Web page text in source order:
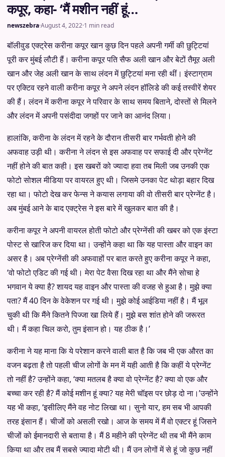
कपूर, कहा- ‘मैं मशीन नहीं हूं…
newszebra·August 4, 2022·1 min read
बॉलीवुड एक्ट्रेस करीना कपूर खान कुछ दिन पहले अपनी गर्मी की छुट्टियां
पूरी कर मुंबई लौटी हैं। करीना कपूर पति सैफ अली खान और बेटों तैमूर अली
खान और जेह अली खान के साथ लंदन में छुट्टियां मना रही थीं। इंस्टाग्राम
पर एक्टिव रहने वाली करीना कपूर ने अपने लंदन हॉलिडे की कई तस्वीरें शेयर
की हैं। लंदन में करीना कपूर ने परिवार के साथ समय बिताने, दोस्तों से मिलने
और लंदन में अपनी पसंदीदा जगहों पर जाने का आनंद लिया।
हालांकि, करीना के लंदन में रहने के दौरान तीसरी बार गर्भवती होने की
अफवाह उड़ी थी। करीना ने लंदन से इस अफवाह पर सफाई दी और प्रेग्नेंट
नहीं होने की बात कही। इस खबरों को ज्यादा हवा तब मिली जब उनकी एक
फोटो सोशल मीडिया पर वायरल हुए थी। जिसमे उनका पेट थोड़ा बहार दिख
रहा था। फोटो देख कर फेन्स ने कयास लगाया की वो तीसरी बार प्रेग्नेंट है।
अब मुंबई आने के बाद एक्ट्रेस ने इस बारे में खुलकर बात की है।
करीना कपूर ने अपनी वायरल होती फोटो और प्रेग्नेंसी की खबर को एक इंस्टा
पोस्ट से खारिज कर दिया था। उन्होंने कहा था कि यह पास्ता और वाइन का
असर है। अब प्रेग्नेंसी की अफवाहों पर बात करते हुए करीना कपूर ने कहा,
‘वो फोटो एडिट की गई थी। मेरा पेट वैसा दिख रहा था और मैंने सोचा हे
भगवान ये क्या है? शायद यह वाइन और पास्ता की वजह से हुआ है। मुझे क्या
पता? मैं 40 दिन के वेकेशन पर गई थी। मुझे कोई आईडिया नहीं है। मैं भूल
चुकी थी कि मैंने कितने पिज्जा खा लिये हैं। मुझे बस शांत होने की जरूरत
थी। मैं कहा चिल करो, तुम इंसान हो। यह ठीक है।’
करीना ने यह माना कि ये परेशान करने वाली बात है कि जब भी एक औरत का
वजन बढ़ता है तो पहली चीज लोगों के मन में यही आती है कि कहीं ये प्रेग्नेंट
तो नहीं है? उन्होंने कहा, ‘क्या मतलब है क्या वो प्रेग्नेंट है? क्या वो एक और
बच्चा कर रही है? मैं कोई मशीन हूं क्या? यह मेरी चॉइस पर छोड़ दो ना।’उन्होंने
यह भी कहा, ‘इसीलिए मैंने वह नोट लिखा था। सुनो यार, हम सब भी आपकी
तरह इंसान हैं। चीजों को असली रखो। आज के समय में मैं वो एक्टर हूं जिसने
चीजों को ईमानदारी से बताया है। मैं 8 महीने की प्रेग्नेंट थी तब भी मैंने काम
किया था और तब मैं सबसे ज्यादा मोटी थी। मैं उन लोगों में से हूं जो कुछ नहीं